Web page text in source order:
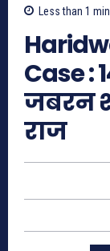
Less than 1
Case :
जबरन
राज